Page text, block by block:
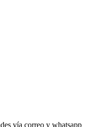
vía correo y whatsapp